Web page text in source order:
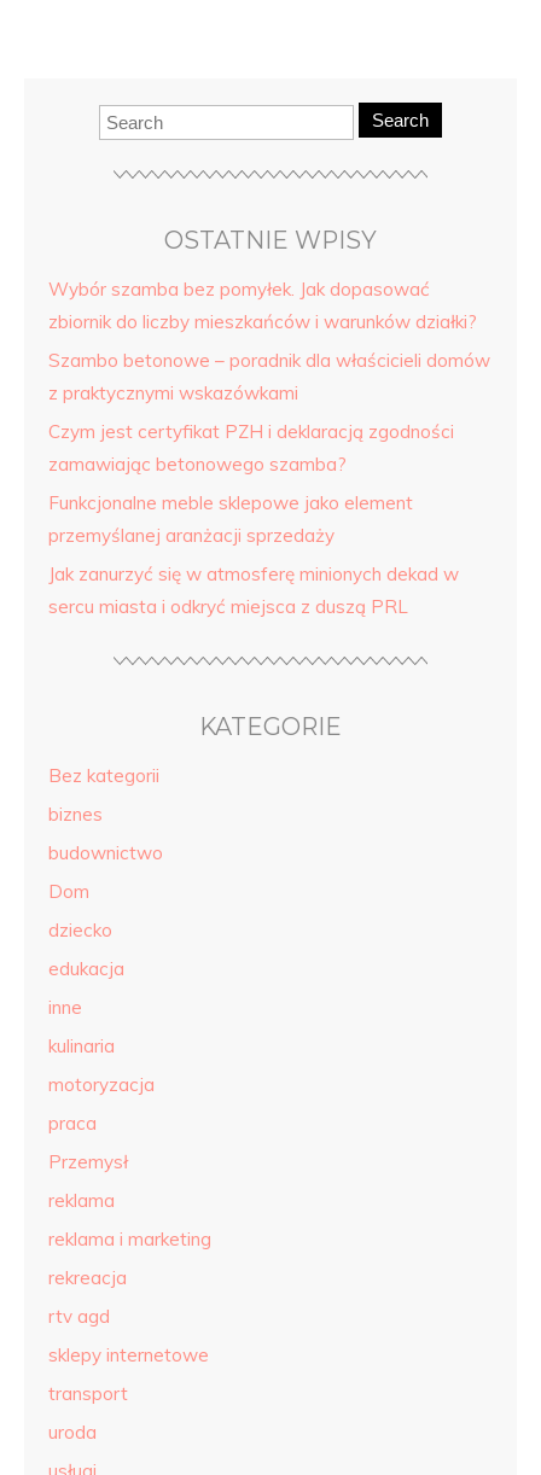
Search
OSTATNIE WPISY
Wybór szamba bez pomyłek. Jak dopasować
zbiornik do liczby mieszkańców i warunków działki?
Szambo betonowe – poradnik dla właścicieli domów
z praktycznymi wskazówkami
Czym jest certyfikat PZH i deklaracją zgodności
zamawiając betonowego szamba?
Funkcjonalne meble sklepowe jako element
przemyślanej aranżacji sprzedaży
Jak zanurzyć się w atmosferę minionych dekad w
sercu miasta i odkryć miejsca z duszą PRL
KATEGORIE
Bez kategorii
biznes
budownictwo
Dom
dziecko
edukacja
inne
kulinaria
motoryzacja
praca
Przemysł
reklama
reklama i marketing
rekreacja
rtv agd
sklepy internetowe
transport
uroda